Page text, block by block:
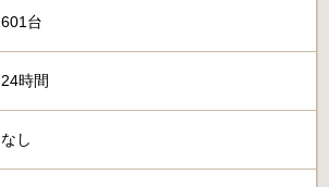
601台
24時間
なし